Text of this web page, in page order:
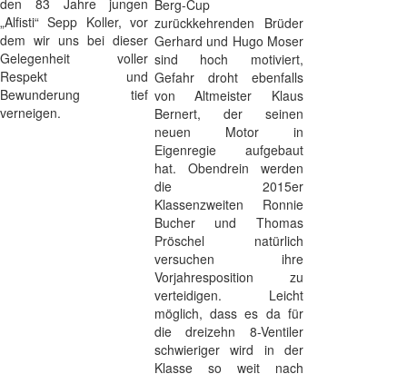
den 83 Jahre jungen
„Alfisti“ Sepp Koller, vor
dem wir uns bei dieser
Gelegenheit voller
Respekt und
Bewunderung tief
verneigen.
Berg-Cup
zurückkehrenden Brüder
Gerhard und Hugo Moser
sind hoch motiviert,
Gefahr droht ebenfalls
von Altmeister Klaus
Bernert, der seinen
neuen Motor in
Eigenregie aufgebaut
hat. Obendrein werden
die 2015er
Klassenzweiten Ronnie
Bucher und Thomas
Pröschel natürlich
versuchen ihre
Vorjahresposition zu
verteidigen. Leicht
möglich, dass es da für
die dreizehn 8-Ventiler
schwieriger wird in der
Klasse so weit nach